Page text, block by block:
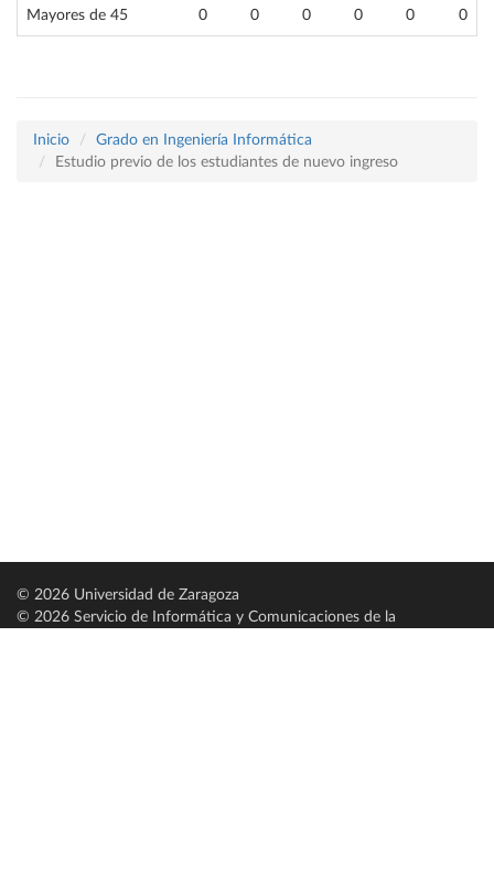
Mayores de 45 0 0 0 0 0 0
Inicio
Grado en Ingeniería Informática
Estudio previo de los estudiantes de nuevo ingreso
© 2026 Universidad de Zaragoza
© 2026 Servicio de Informática y Comunicaciones de la